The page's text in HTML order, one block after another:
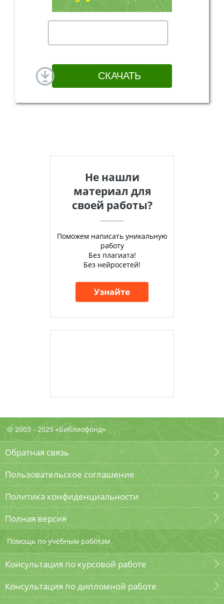
Не нашли
материал для
своей работы?
Поможем написать уникальную
работу
Без плагиата!
Без нейросетей!
Узнайте
© 2003 - 2025 «Библиофонд»
Обратная связь
Пользовательское соглашение
Политика конфиденциальности
Полная версия
Помощь по учебным работам
Консультация по курсовой работе
Консультация по дипломной работе